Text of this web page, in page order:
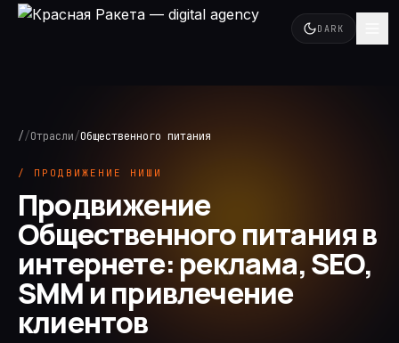
DARK
//Отрасли/Общественного питания
/ ПРОДВИЖЕНИЕ НИШИ
Продвижение
Общественного питания в
интернете: реклама, SEO,
SMM и привлечение
клиентов